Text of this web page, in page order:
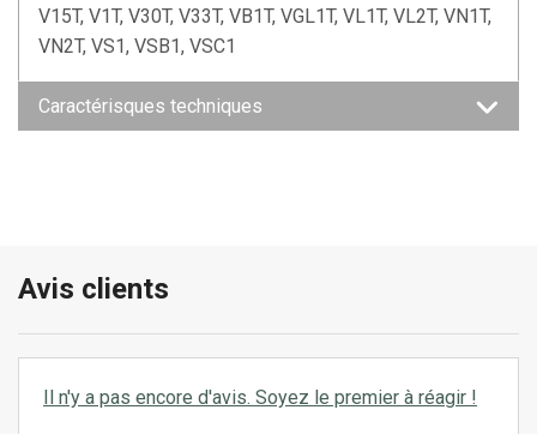
V15T, V1T, V30T, V33T, VB1T, VGL1T, VL1T, VL2T, VN1T,
VN2T, VS1, VSB1, VSC1
Caractérisques techniques
Avis clients
Il n'y a pas encore d'avis. Soyez le premier à réagir !